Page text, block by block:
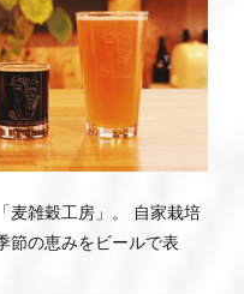
麦雑穀工房」。 自家栽培
節の恵みをビールで表